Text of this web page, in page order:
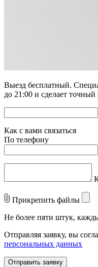
Выезд бесплатный.
до 21:00 и сделает точный
Как с вами связаться
По телефону
Прикрепить файлы
Не более пяти штук,
Отправляя заявку, вы
персональных данных
Отправить заявку